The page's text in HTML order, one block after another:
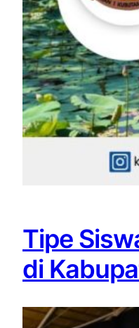
Tipe
di